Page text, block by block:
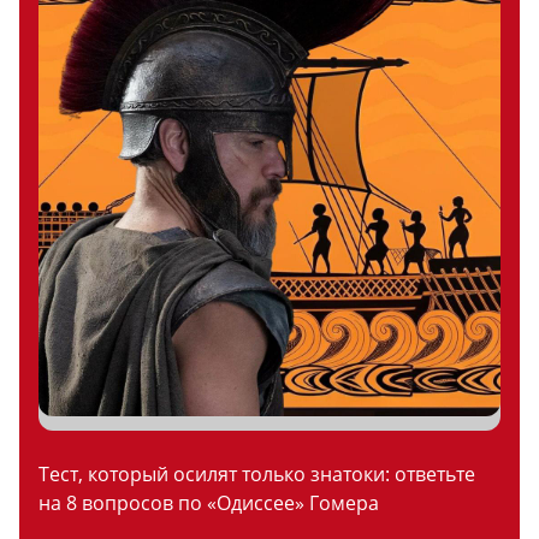
Тест, который осилят только знатоки: ответьте
на 8 вопросов по «Одиссее» Гомера